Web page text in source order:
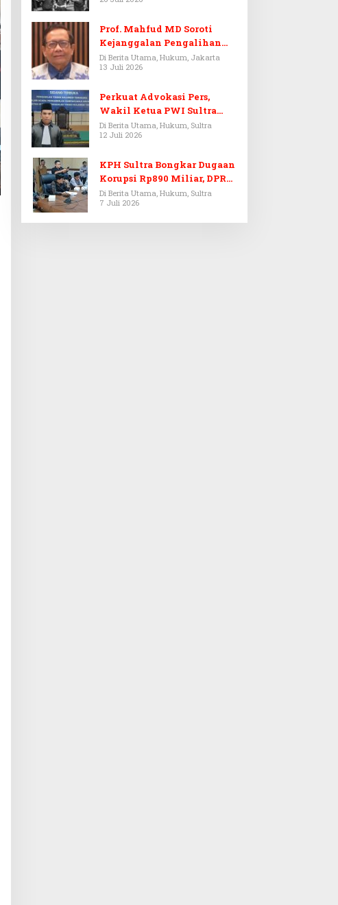
Prof. Mahfud MD Soroti
Kejanggalan Pengalihan
Penyelidikan Tersangka
Febrie Adriansyah
Di Berita Utama, Hukum, Jakarta
13 Juli 2026
Perkuat Advokasi Pers,
Wakil Ketua PWI Sultra
Resmi Dilantik Menjadi
Advokat PERADI
Di Berita Utama, Hukum, Sultra
12 Juli 2026
KPH Sultra Bongkar Dugaan
Korupsi Rp890 Miliar, DPRD
Sultra Gelar RDP
Di Berita Utama, Hukum, Sultra
7 Juli 2026